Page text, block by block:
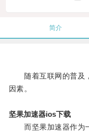
简介
随着互联网的普及，
因素。
坚果加速器ios下载
而坚果加速器作为一